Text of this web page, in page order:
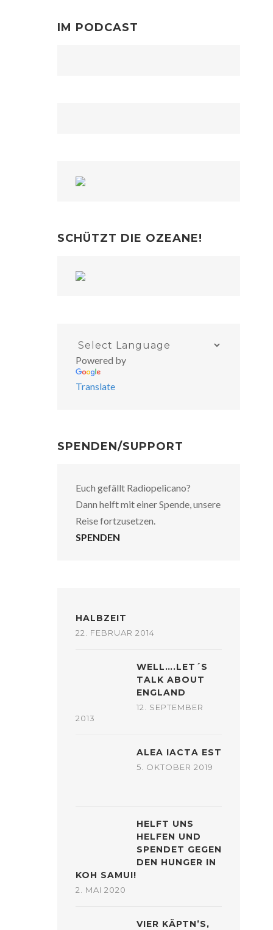
IM PODCAST
SCHÜTZT DIE OZEANE!
Powered by
Translate
SPENDEN/SUPPORT
Euch gefällt Radiopelicano?
Dann helft mit einer Spende, unsere
Reise fortzusetzen.
SPENDEN
HALBZEIT
22. FEBRUAR 2014
WELL….LET´S
TALK ABOUT
ENGLAND
12. SEPTEMBER
2013
ALEA IACTA EST
5. OKTOBER 2019
HELFT UNS
HELFEN UND
SPENDET GEGEN
DEN HUNGER IN
KOH SAMUI!
2. MAI 2020
VIER KÄPTN’S,